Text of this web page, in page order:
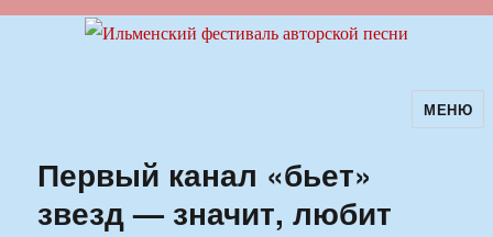
Ильменский фестиваль авторскойМЕНЮ
Первый канал «бьет»
звезд — значит, любит